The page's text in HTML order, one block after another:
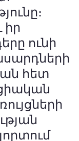
իր
ունի
հետ